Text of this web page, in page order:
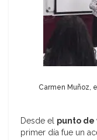
Carmen Muñoz,
Desde el punto de
primer día fue un